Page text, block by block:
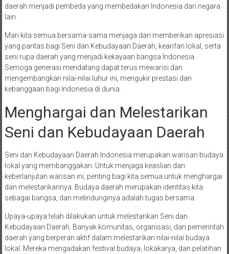
daerah menjadi pembeda yang membedakan Indonesia dari negara
lain.
Mari kita semua bersama-sama menjaga dan memberikan apresiasi
yang pantas bagi Seni dan Kebudayaan Daerah, kearifan lokal, serta
seni rupa daerah yang menjadi kekayaan bangsa Indonesia.
Semoga generasi mendatang dapat terus mewarisi dan
mengembangkan nilai-nilai luhur ini, mengukir prestasi dan
kebanggaan bagi Indonesia di dunia.
Menghargai dan Melestarikan
Seni dan Kebudayaan Daerah
Seni dan Kebudayaan Daerah Indonesia merupakan warisan budaya
lokal yang membanggakan. Untuk menjaga keaslian dan
keberlanjutan warisan ini, penting bagi kita semua untuk menghargai
dan melestarikannya. Budaya daerah merupakan identitas kita
sebagai bangsa, dan melindunginya adalah tugas bersama.
Upaya-upaya telah dilakukan untuk melestarikan Seni dan
Kebudayaan Daerah. Banyak komunitas, organisasi, dan pemerintah
daerah yang berperan aktif dalam melestarikan nilai-nilai budaya
lokal. Mereka mengadakan festival budaya, lokakarya, dan pelatihan